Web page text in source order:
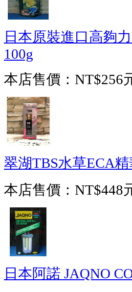
日本原裝進口高夠
100g
本店售價： NT$256
翠湖TBS水草ECA
本店售價： NT$448
日本阿諾 JAQNO